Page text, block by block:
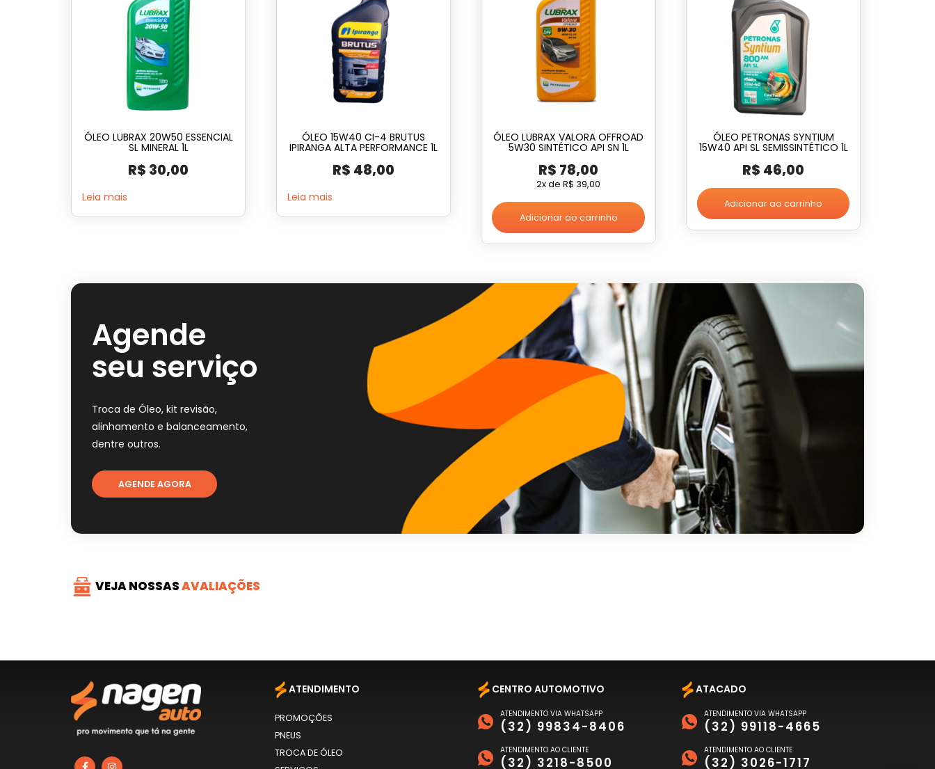
ÓLEO LUBRAX 20W50 ESSENCIAL
SL MINERAL 1L
R$ 30,00
Leia mais
ÓLEO 15W40 CI-4 BRUTUS
IPIRANGA ALTA PERFORMANCE 1L
R$ 48,00
Leia mais
ÓLEO LUBRAX VALORA OFFROAD
5W30 SINTÉTICO API SN 1L
R$ 78,00
2x de R$ 39,00
Adicionar ao carrinho
ÓLEO PETRONAS SYNTIUM
15W40 API SL SEMISSINTÉTICO 1L
R$ 46,00
Adicionar ao carrinho
Agende
seu serviço
Troca de Óleo, kit revisão,
alinhamento e balanceamento,
dentre outros.
AGENDE AGORA
VEJA NOSSASAVALIAÇÕES
ATENDIMENTO
PROMOÇÕES
PNEUS
TROCA DE ÓLEO
CENTRO AUTOMOTIVO
ATENDIMENTO VIA WHATSAPP
(32) 99834-8406
ATENDIMENTO AO CLIENTE
(32) 3218-8500
ATACADO
ATENDIMENTO VIA WHATSAPP
(32) 99118-4665
ATENDIMENTO AO CLIENTE
(32) 3026-1717